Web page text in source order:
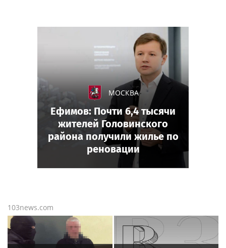
103news.com
МОСКВА
Ефимов: Почти 6,4 тысячи
жителей Головинского
района получили жилье по
реновации